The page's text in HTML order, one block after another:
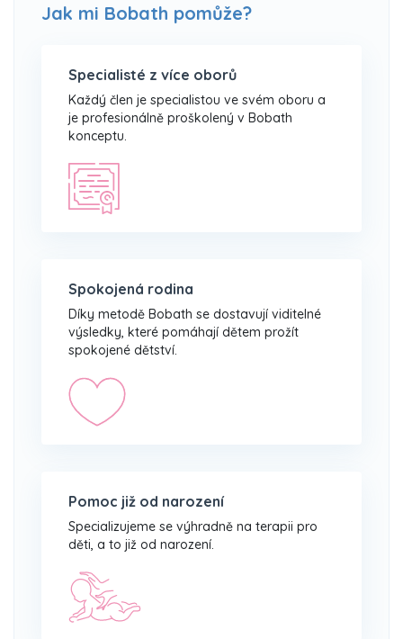
Jak mi Bobath pomůže?
Specialisté z více oborů
Každý člen je specialistou ve svém oboru a
je profesionálně proškolený v Bobath
konceptu.
Spokojená rodina
Díky metodě Bobath se dostavují viditelné
výsledky, které pomáhají dětem prožít
spokojené dětství.
Pomoc již od narození
Specializujeme se výhradně na terapii pro
děti, a to již od narození.